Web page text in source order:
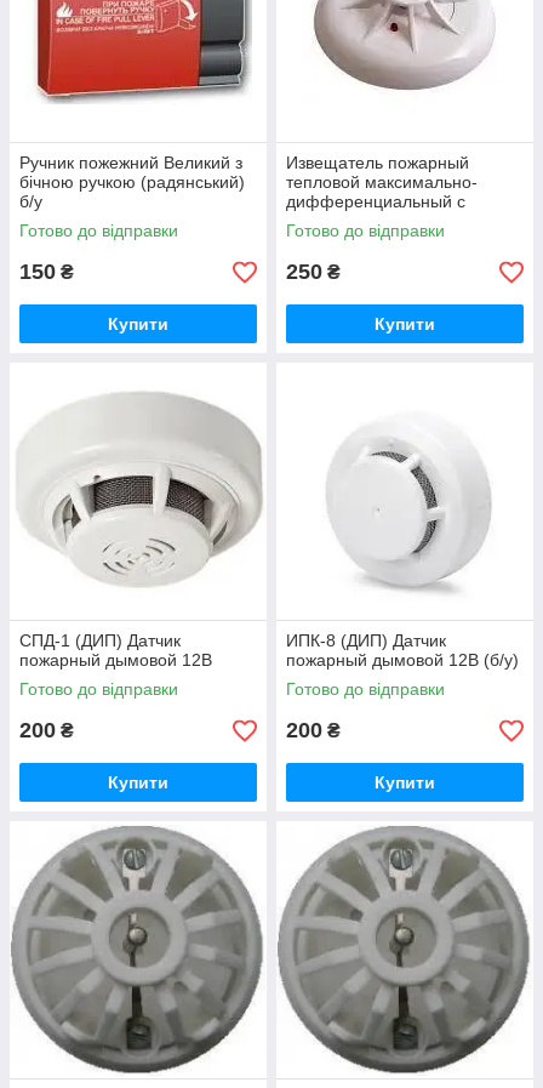
Ручник пожежний Великий з
бічною ручкою (радянський)
б/у
Готово до відправки
150 ₴
Купити
Извещатель пожарный
тепловой максимально-
дифференциальный с
индикацией дежурного
режима ТПТ-4
Готово до відправки
250 ₴
Купити
CПД-1 (ДИП) Датчик
пожарный дымовой 12В
Готово до відправки
200 ₴
Купити
ИПК-8 (ДИП) Датчик
пожарный дымовой 12В (б/у)
Готово до відправки
200 ₴
Купити